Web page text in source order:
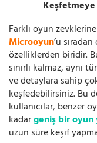
Farklı oyun
Microoyun’u
özelliklerden biridir.
sınırlı kalmaz, aynı
ve detaylara sahip
keşfedebilirsiniz. Bu
kullanıcılar, benzer
kadargeniş bir
uzun süre keşif